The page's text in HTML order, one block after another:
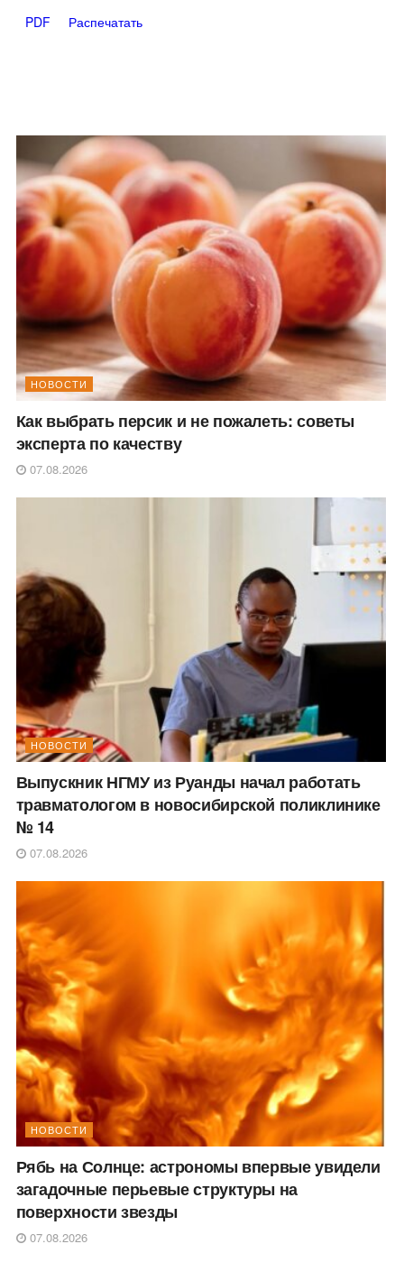
PDF Распечатать
НОВОСТИ
Как выбрать персик и не пожалеть: советы
эксперта по качеству
07.08.2026
НОВОСТИ
Выпускник НГМУ из Руанды начал работать
травматологом в новосибирской поликлинике
№ 14
07.08.2026
НОВОСТИ
Рябь на Солнце: астрономы впервые увидели
загадочные перьевые структуры на
поверхности звезды
07.08.2026